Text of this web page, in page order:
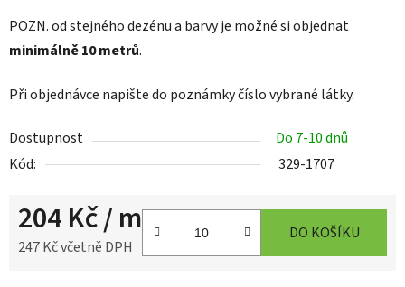
POZN.od stejného dezénu a barvy je možné si objednat
minimálně 10 metrů.
Při objednávce napište do poznámky číslo vybrané látky.
Dostupnost
Do 7-10 dnů
Kód:
329-1707
204 Kč/ m
247 Kč včetně DPH
DO KOŠÍKU